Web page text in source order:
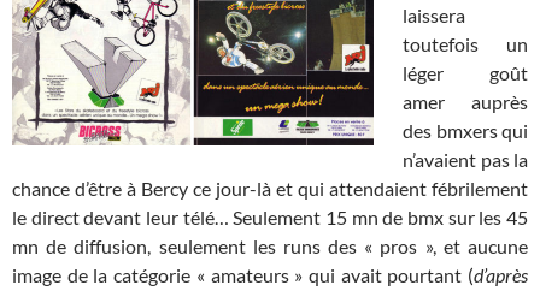
laissera
toutefois un
léger goût
amer auprès
des bmxers qui
n’avaient pas la
chance d’être à Bercy ce jour-là et qui attendaient fébrilement
le direct devant leur télé… Seulement 15 mn de bmx sur les 45
mn de diffusion, seulement les runs des « pros », et aucune
image de la catégorie « amateurs » qui avait pourtant (d’après